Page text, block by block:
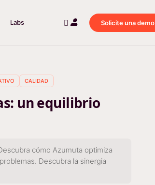
Labs Solicite una demo
CALIDAD
un equilibrio
cómo Azumuta optimiza
Descubra la sinergia